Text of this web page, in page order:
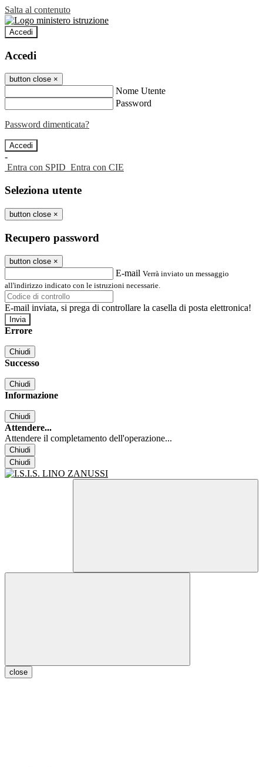
Salta al contenuto
Accedi
Accedi
button close ×
Nome Utente
Password
Password dimenticata?
-
Entra con SPID Entra con CIE
Seleziona utente
button close ×
Recupero password
button close ×
E-mail Verrà inviato un messaggio
all'indirizzo indicato con le istruzioni necessarie.
E-mail inviata, si prega di controllare la casella di posta elettronica!
Errore
Chiudi
Successo
Chiudi
Informazione
Chiudi
Attendere...
Attendere il completamento dell'operazione...
Chiudi
Chiudi
close